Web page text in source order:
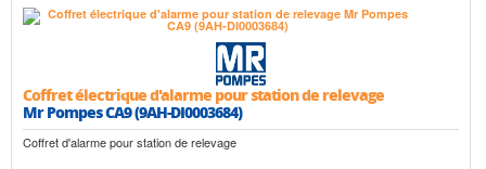
Coffret électrique d'alarme pour station de relevage
Mr Pompes CA9 (9AH-DI0003684)
Coffret d'alarme pour station de relevage